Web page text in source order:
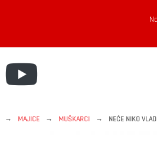
→ MAJICE → MUŠKARCI → NEĆE NIKO